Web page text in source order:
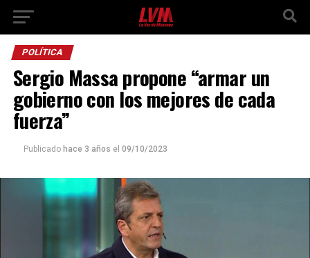
POLÍTICA
Sergio Massa propone “armar un
gobierno con los mejores de cada
fuerza”
Publicado hace 3 años el 09/10/2023